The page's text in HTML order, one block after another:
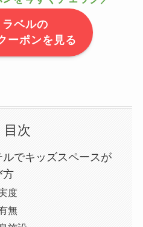
ベルの
ーポンを見る
目次
でキッズスペースが
方
度
無